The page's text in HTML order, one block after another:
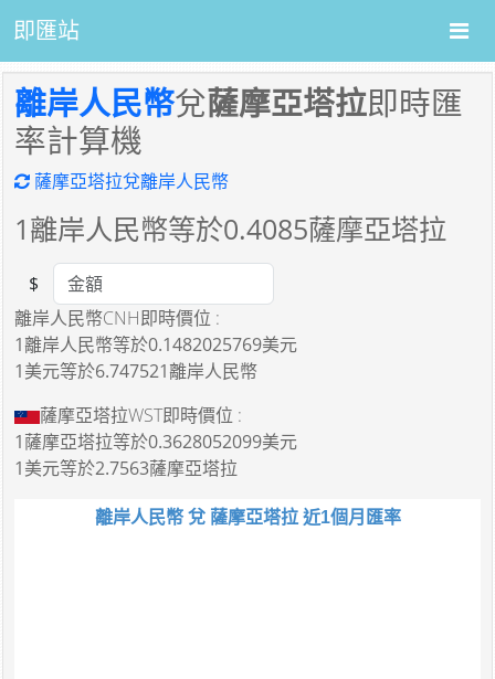
即匯站
離岸人民幣兌薩摩亞塔拉即時匯
率計算機
薩摩亞塔拉兌離岸人民幣
1離岸人民幣等於0.4085薩摩亞塔拉
Amount
$
離岸人民幣CNH即時價位 :
1離岸人民幣等於0.1482025769美元
1美元等於6.747521離岸人民幣
薩摩亞塔拉WST即時價位 :
1薩摩亞塔拉等於0.3628052099美元
1美元等於2.7563薩摩亞塔拉
離岸人民幣 兌 薩摩亞塔拉 近1個月匯率